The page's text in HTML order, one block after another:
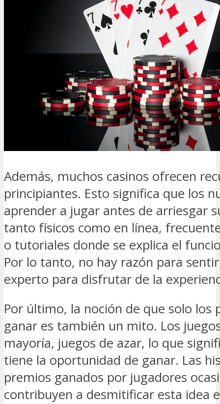
Además, muchos casinos ofrecen
principiantes. Esto significa que los
aprender a jugar antes de arriesgar
tanto físicos como en línea,
o tutoriales donde se explica el
Por lo tanto, no hay razón para
experto para disfrutar de la
Por último, la noción de que solo los
ganar es también un mito. Los
mayoría, juegos de azar, lo que
tiene la oportunidad de ganar. Las
premios ganados por jugadores
contribuyen a desmitificar esta idea